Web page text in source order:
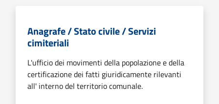
Anagrafe / Stato civile / Servizi
cimiteriali
L'ufficio dei movimenti della popolazione e della
certificazione dei fatti giuridicamente rilevanti
all' interno del territorio comunale.